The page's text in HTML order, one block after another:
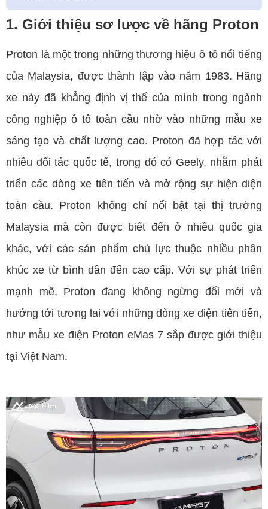
1. Giới thiệu sơ lược về hãng Proton
Proton là một trong những thương hiệu ô tô nổi tiếng
của Malaysia, được thành lập vào năm 1983. Hãng
xe này đã khẳng định vị thế của mình trong ngành
công nghiệp ô tô toàn cầu nhờ vào những mẫu xe
sáng tạo và chất lượng cao. Proton đã hợp tác với
nhiều đối tác quốc tế, trong đó có Geely, nhằm phát
triển các dòng xe tiên tiến và mở rộng sự hiện diện
toàn cầu. Proton không chỉ nổi bật tại thị trường
Malaysia mà còn được biết đến ở nhiều quốc gia
khác, với các sản phẩm chủ lực thuộc nhiều phân
khúc xe từ bình dân đến cao cấp. Với sự phát triển
mạnh mẽ, Proton đang không ngừng đổi mới và
hướng tới tương lai với những dòng xe điện tiên tiến,
như mẫu xe điện Proton eMas 7 sắp được giới thiệu
tại Việt Nam.